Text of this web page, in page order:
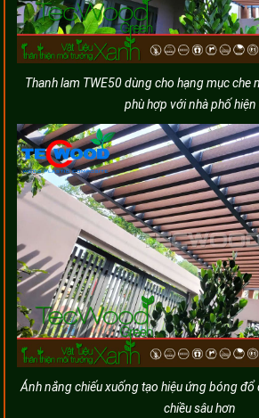
Thanh lam TWE50 dùng cho hạng mục che
phù hợp với nhà phố hiện
Ánh nắng chiếu xuống tạo hiệu ứng bóng
chiều sâu hơn